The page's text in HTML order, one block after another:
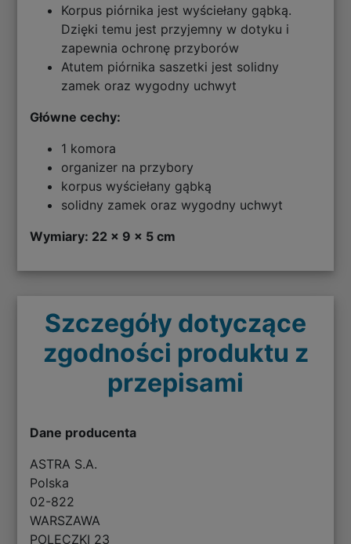
Korpus piórnika jest wyściełany gąbką.
Dzięki temu jest przyjemny w dotyku i
zapewnia ochronę przyborów
Atutem piórnika saszetki jest solidny
zamek oraz wygodny uchwyt
Główne cechy:
1 komora
organizer na przybory
korpus wyściełany gąbką
solidny zamek oraz wygodny uchwyt
Wymiary: 22 x 9 x 5 cm
Szczegóły dotyczące
zgodności produktu z
przepisami
Dane producenta
ASTRA S.A.
Polska
02-822
WARSZAWA
POLECZKI 23